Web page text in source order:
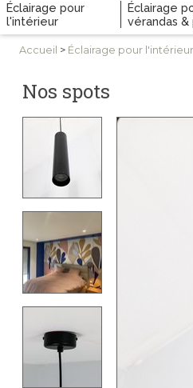
Éclairage pour
l'intérieur
Éclairage
vérandas &
Accueil > Éclairage pour l'intérieur
Nos spots